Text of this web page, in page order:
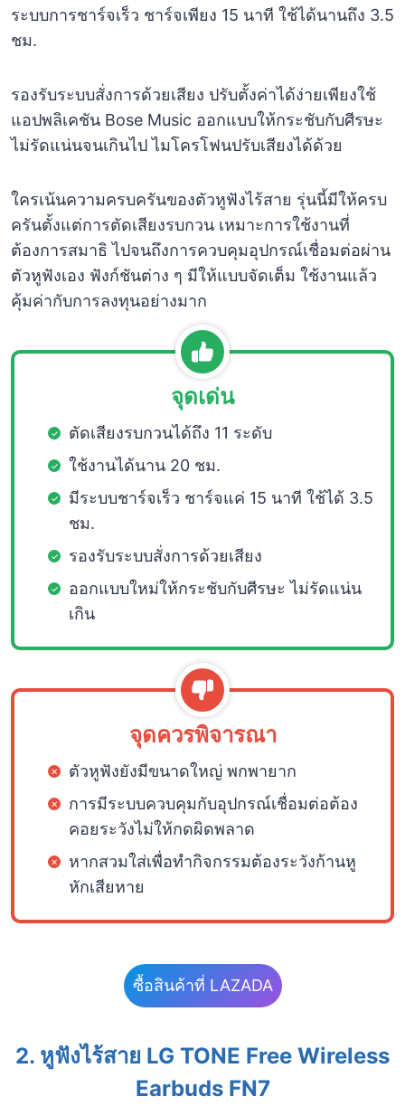
ระบบการชาร์จเร็ว ชาร์จเพียง 15 นาที ใช้ได้นานถึง 3.5
ชม.
รองรับระบบสั่งการด้วยเสียง ปรับตั้งค่าได้ง่ายเพียงใช้
แอปพลิเคชัน Bose Music ออกแบบให้กระชับกับศีรษะ
ไม่รัดแน่นจนเกินไป ไมโครโฟนปรับเสียงได้ด้วย
ใครเน้นความครบครันของตัวหูฟังไร้สาย รุ่นนี้มีให้ครบ
ครันตั้งแต่การตัดเสียงรบกวน เหมาะการใช้งานที่
ต้องการสมาธิ ไปจนถึงการควบคุมอุปกรณ์เชื่อมต่อผ่าน
ตัวหูฟังเอง ฟังก์ชันต่าง ๆ มีให้แบบจัดเต็ม ใช้งานแล้ว
คุ้มค่ากับการลงทุนอย่างมาก
จุดเด่น
ตัดเสียงรบกวนได้ถึง 11 ระดับ
ใช้งานได้นาน 20 ชม.
มีระบบชาร์จเร็ว ชาร์จแค่ 15 นาที ใช้ได้ 3.5
ชม.
รองรับระบบสั่งการด้วยเสียง
ออกแบบใหม่ให้กระชับกับศีรษะ ไม่รัดแน่น
เกิน
จุดควรพิจารณา
ตัวหูฟังยังมีขนาดใหญ่ พกพายาก
การมีระบบควบคุมกับอุปกรณ์เชื่อมต่อต้อง
คอยระวังไม่ให้กดผิดพลาด
หากสวมใส่เพื่อทำกิจกรรมต้องระวังก้านหู
หักเสียหาย
ซื้อสินค้าที่ LAZADA
2. หูฟังไร้สาย LG TONE Free Wireless
Earbuds FN7